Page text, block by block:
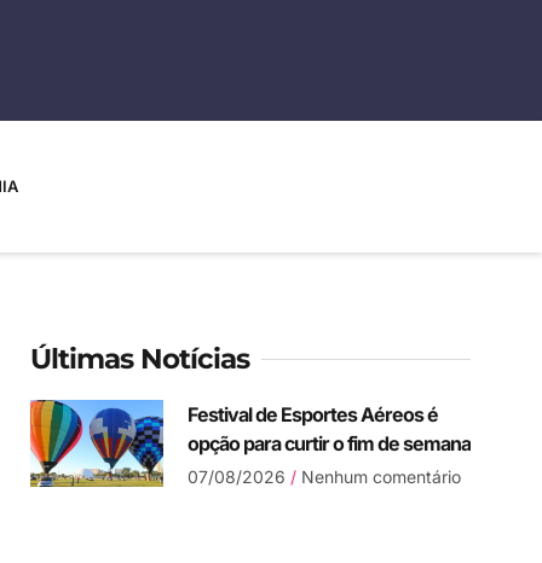
Últimas Notícias
Festival de Esportes Aéreos é
opção para curtir o fim de semana
07/08/2026 Nenhum comentário